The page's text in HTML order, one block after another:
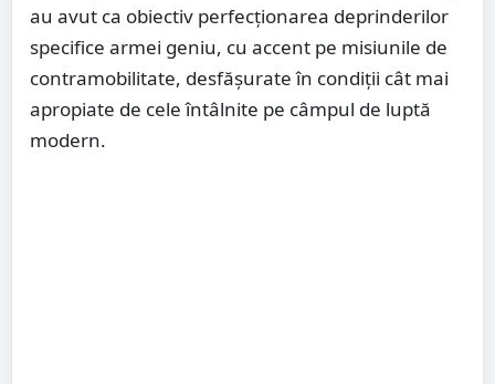
au avut ca obiectiv perfecționarea deprinderilor
specifice armei geniu, cu accent pe misiunile de
contramobilitate, desfășurate în condiții cât mai
apropiate de cele întâlnite pe câmpul de luptă
modern.